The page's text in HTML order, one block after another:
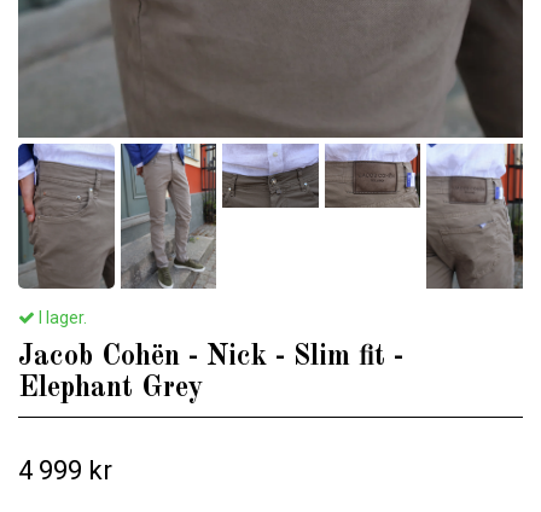
I lager.
Jacob Cohën - Nick - Slim fit -
Elephant Grey
4 999 kr